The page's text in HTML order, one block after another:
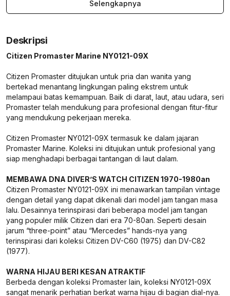
Selengkapnya
Deskripsi
Citizen Promaster Marine NY0121-09X
Citizen Promaster ditujukan untuk pria dan wanita yang
bertekad menantang lingkungan paling ekstrem untuk
melampaui batas kemampuan. Baik di darat, laut, atau udara, seri
Promaster telah mendukung para profesional dengan fitur-fitur
yang mendukung pekerjaan mereka.
Citizen Promaster NY0121-09X termasuk ke dalam jajaran
Promaster Marine. Koleksi ini ditujukan untuk profesional yang
siap menghadapi berbagai tantangan di laut dalam.
MEMBAWA DNA DIVER’S WATCH CITIZEN 1970-1980an
Citizen Promaster NY0121-09X ini menawarkan tampilan vintage
dengan detail yang dapat dikenali dari model jam tangan masa
lalu. Desainnya terinspirasi dari beberapa model jam tangan
yang populer milik Citizen dari era 70-80an. Seperti desain
jarum “three-point” atau “Mercedes” hands-nya yang
terinspirasi dari koleksi Citizen DV-C60 (1975) dan DV-C82
(1977).
WARNA HIJAU BERI KESAN ATRAKTIF
Berbeda dengan koleksi Promaster lain, koleksi NY0121-09X
sangat menarik perhatian berkat warna hijau di bagian dial-nya.